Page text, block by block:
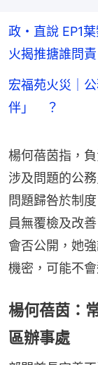
政・直說 EP1
火揭推搪誰問責
宏福苑火災｜
伴」 ？
楊何蓓茵指，
涉及問題的公
問題歸咎於制
員無覆檢及改
會否公開，她
機密，可能不
楊何蓓茵：
區辦事處